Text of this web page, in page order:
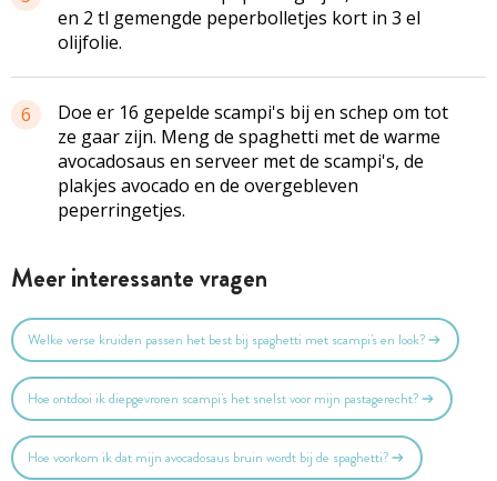
en 2 tl gemengde peperbolletjes kort in 3 el
olijfolie.
6
Doe er 16 gepelde scampi's bij en schep om tot
ze gaar zijn. Meng de spaghetti met de warme
avocadosaus en serveer met de scampi's, de
plakjes avocado en de overgebleven
peperringetjes.
Meer interessante vragen
Welke verse kruiden passen het best bij spaghetti met scampi's en look?
Hoe ontdooi ik diepgevroren scampi's het snelst voor mijn pastagerecht?
Hoe voorkom ik dat mijn avocadosaus bruin wordt bij de spaghetti?